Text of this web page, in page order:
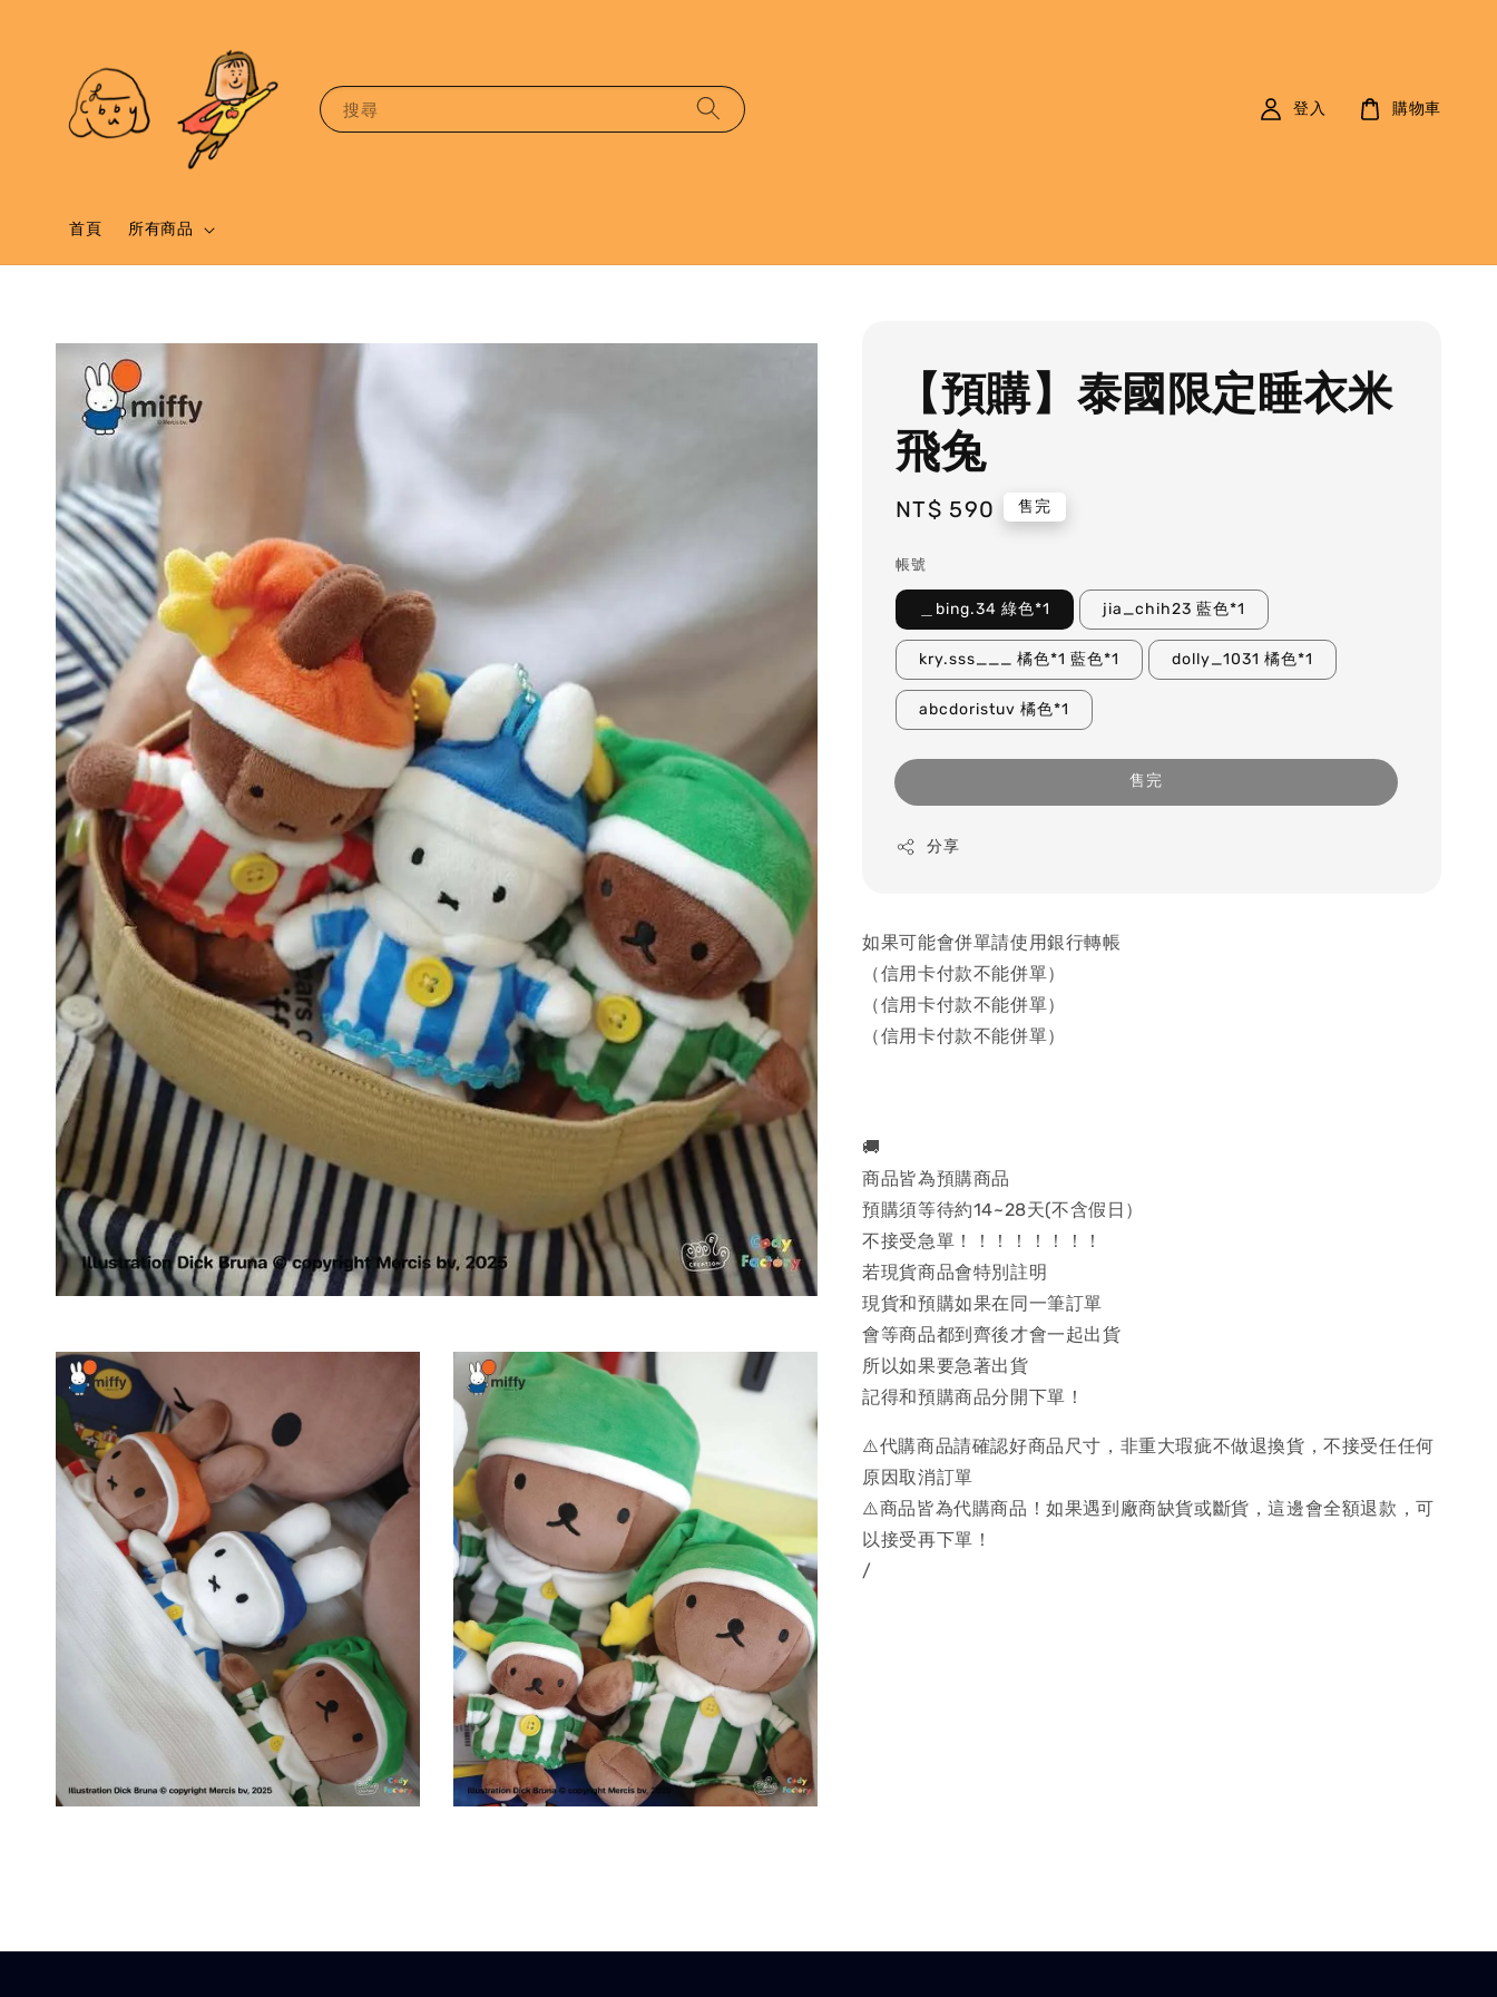
搜尋
首頁 所有商品
登入 購物車
【預購】泰國限定睡衣米
飛兔
Regular
NT$ 590 售完
帳號
＿bing.34 綠色*1 jia_chih23 藍色*1
kry.sss___ 橘色*1 藍色*1 dolly_1031 橘色*1
abcdoristuv 橘色*1
售完
分享
如果可能會併單請使用銀行轉帳
（信用卡付款不能併單）
（信用卡付款不能併單）
（信用卡付款不能併單）
🚚
商品皆為預購商品
預購須等待約14~28天(不含假日）
不接受急單！！！！！！！！
若現貨商品會特別註明
現貨和預購如果在同一筆訂單
會等商品都到齊後才會一起出貨
所以如果要急著出貨
記得和預購商品分開下單！
⚠️代購商品請確認好商品尺寸，非重大瑕疵不做退換貨，不接受任任何
原因取消訂單
⚠️商品皆為代購商品！如果遇到廠商缺貨或斷貨，這邊會全額退款，可
以接受再下單！
/